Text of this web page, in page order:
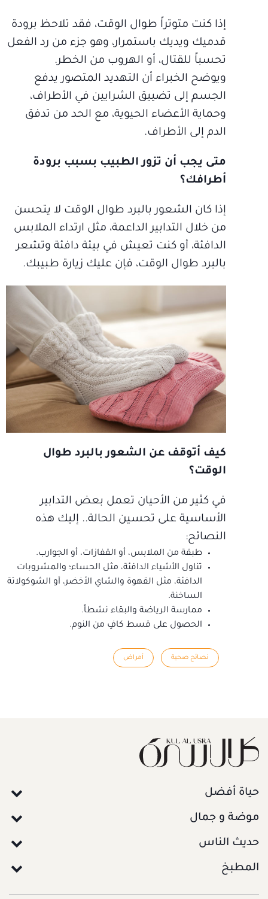
إذا كنت متوتراً طوال الوقت، فقد تلاحظ برودة
قدميك ويديك باستمرار، وهو جزء من رد الفعل
تحسباً للقتال، أو الهروب من الخطر.
ويوضح الخبراء أن التهديد المتصور يدفع
الجسم إلى تضييق الشرايين في الأطراف،
وحماية الأعضاء الحيوية، مع الحد من تدفق
الدم إلى الأطراف.
متى يجب أن تزور الطبيب بسبب برودة
أطرافك؟
إذا كان الشعور بالبرد طوال الوقت لا يتحسن
من خلال التدابير الداعمة، مثل ارتداء الملابس
الدافئة، أو كنت تعيش في بيئة دافئة وتشعر
بالبرد طوال الوقت، فإن عليك زيارة طبيبك.
كيف أتوقف عن الشعور بالبرد طوال
الوقت؟
في كثير من الأحيان تعمل بعض التدابير
الأساسية على تحسين الحالة.. إليك هذه
النصائح:
طبقة من الملابس، أو القفازات، أو الجوارب.
تناول الأشياء الدافئة، مثل الحساء؛ والمشروبات
الدافئة، مثل القهوة والشاي الأخضر، أو الشوكولاتة
الساخنة.
ممارسة الرياضة والبقاء نشطاً.
الحصول على قسط كافٍ من النوم.
نصائح صحية أمراض
حياة أفضل
موضة و جمال
حديث الناس
المطبخ